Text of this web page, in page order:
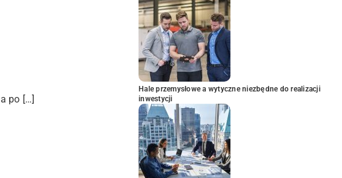
po […]
Hale przemysłowe a wytyczne niezbędne do realizacji
inwestycji